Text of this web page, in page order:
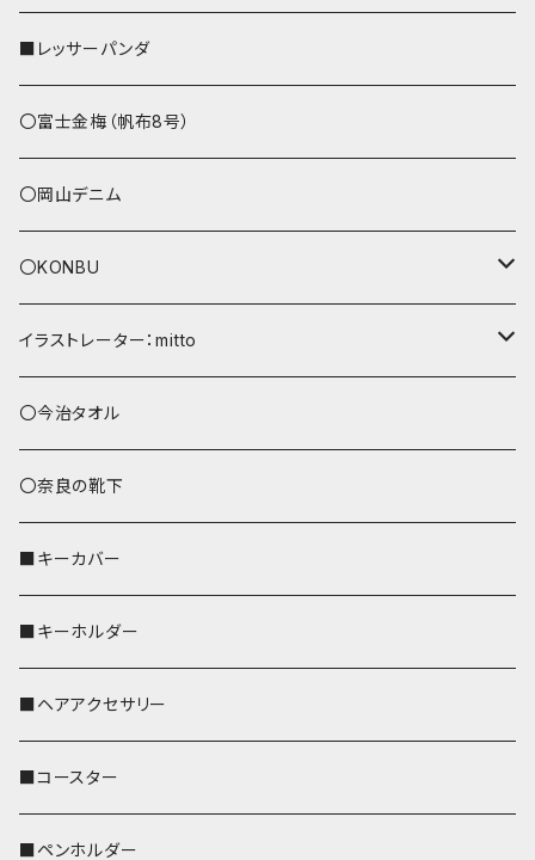
ストラップ付
L字ファスナー財布
その他
■レッサーパンダ
〇富士金梅（帆布8号）
〇岡山デニム
〇KONBU
ショルダーバッグ
あずまバッグ
トートバッグ（L）
バッグインバッグ
イラストレーター：mitto
シマエナガ
ハシビロコウ
オカメインコ
歌うオカメちゃん
おかめ３兄弟
セキセイインコ
文鳥
鹿
ペンギン
〇今治タオル
〇奈良の靴下
■キーカバー
■キーホルダー
■ヘアアクセサリー
■コースター
■ペンホルダー